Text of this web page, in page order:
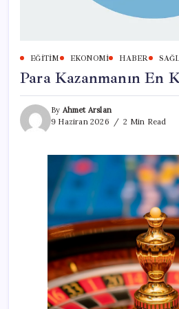
EĞITIM EKONOMI HABER
Para Kazanmanın En
By Ahmet Arslan
9 Haziran 2026
2 Min Read